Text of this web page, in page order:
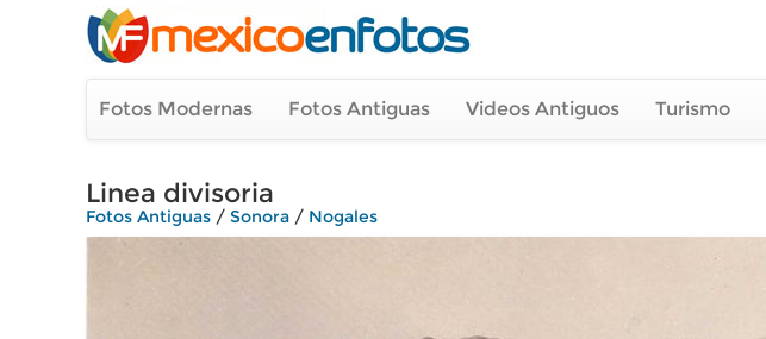
Fotos Modernas Fotos Antiguas Videos Antiguos Turismo
Linea divisoria
Fotos Antiguas / Sonora / Nogales